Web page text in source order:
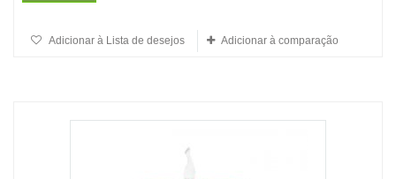
Adicionar à Lista de desejos Adicionar à comparação